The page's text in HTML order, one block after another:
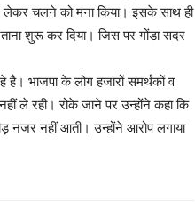
में लेकर चलने को मना किया। इसके साथ ही
शुरू कर दिया। जिस पर गोंडा सदर
है। भाजपा के लोग हजारों समर्थकों व
ले रही। रोके जाने पर उन्होंने कहा कि
नजर नहीं आती। उन्होंने आरोप लगाया